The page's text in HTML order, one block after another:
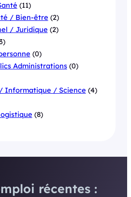
(11)
/ Bien-être (2)
/ Juridique (2)
(0)
Administrations(0)
Informatique / Science (4)
(8)
récentes :